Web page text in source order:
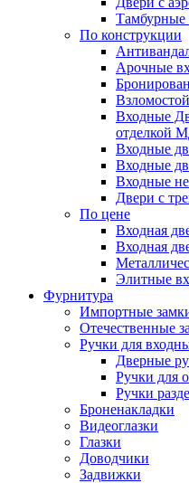
Тамбурные
По конструкции
Арочные
Входные
отделкой
Входные
Входные
Входные
Двери с
По цене
Входная
Входная
Элитные
Фурнитура
Импортные
Отечественные
Ручки для
Дверные
Ручки для
Ручки
Броненакладки
Видеоглазки
Глазки
Доводчики
Задвижки